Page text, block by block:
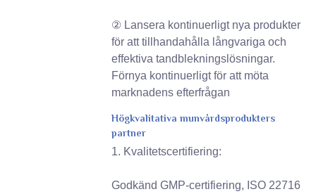
② Lansera kontinuerligt nya produkter
för att tillhandahålla långvariga och
effektiva tandblekningslösningar.
Förnya kontinuerligt för att möta
marknadens efterfrågan
Högkvalitativa munvårdsprodukters
partner
1. Kvalitetscertifiering:
Godkänd GMP-certifiering, ISO 22716